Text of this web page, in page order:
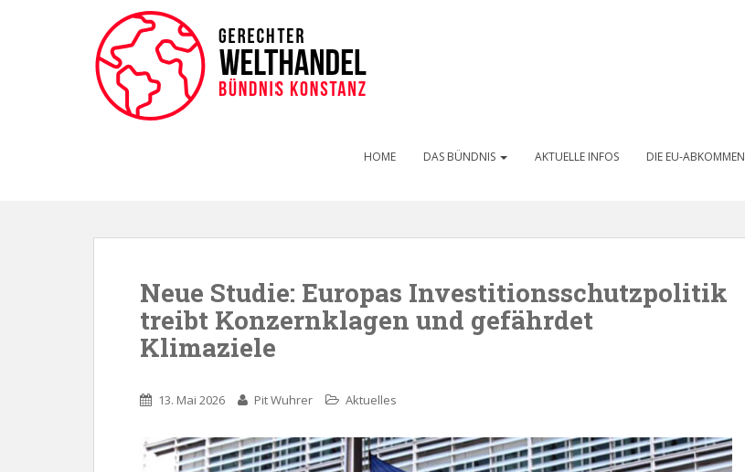
HOME DAS BÜNDNIS AKTUELLE INFOS DIE EU-ABKOMMEN
Neue Studie: Europas Investitionsschutzpolitik
treibt Konzernklagen und gefährdet
Klimaziele
13. Mai 2026 Pit Wuhrer Aktuelles